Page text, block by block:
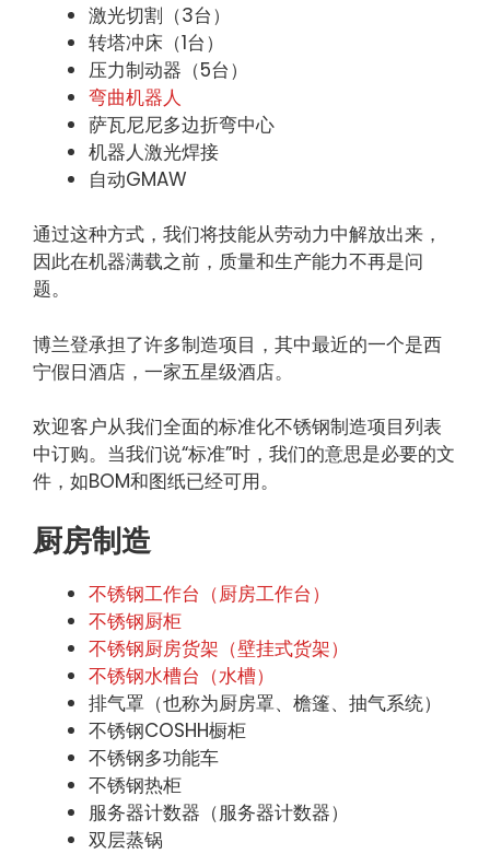
激光切割（3台）
转塔冲床（1台）
压力制动器（5台）
弯曲机器人
萨瓦尼尼多边折弯中心
机器人激光焊接
自动GMAW
通过这种方式，我们将技能从劳动力中解放出来，
因此在机器满载之前，质量和生产能力不再是问
题。
博兰登承担了许多制造项目，其中最近的一个是西
宁假日酒店，一家五星级酒店。
欢迎客户从我们全面的标准化不锈钢制造项目列表
中订购。当我们说“标准”时，我们的意思是必要的文
件，如BOM和图纸已经可用。
厨房制造
不锈钢工作台（厨房工作台）
不锈钢厨柜
不锈钢厨房货架（壁挂式货架）
不锈钢水槽台（水槽）
排气罩（也称为厨房罩、檐篷、抽气系统）
不锈钢COSHH橱柜
不锈钢多功能车
不锈钢热柜
服务器计数器（服务器计数器）
双层蒸锅